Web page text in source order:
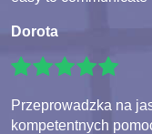
Dorota
Przeprowadzka na
kompetentnych